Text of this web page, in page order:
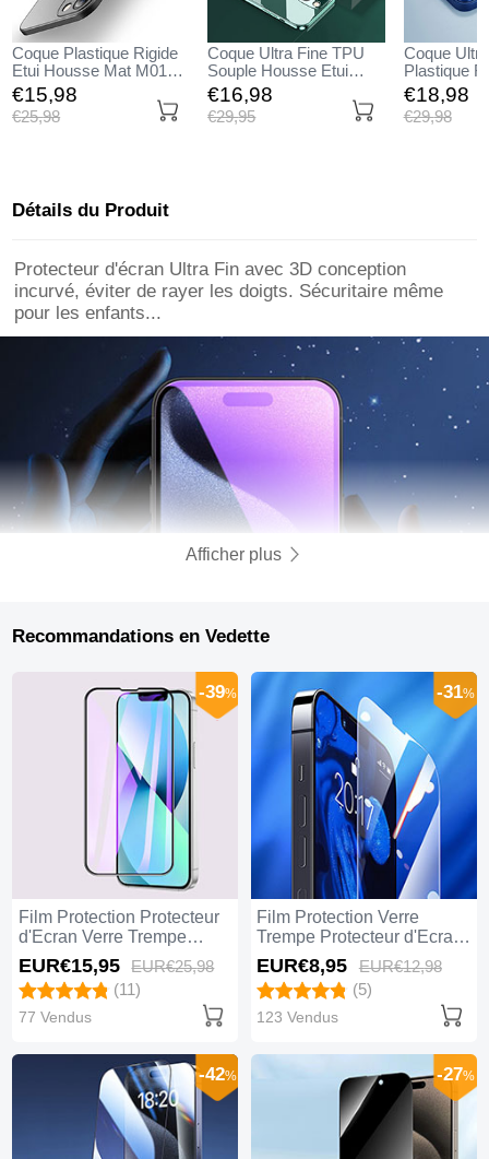
Coque Plastique Rigide
Etui Housse Mat M01
pour Apple iPhone 14
Plus Noir
€15,98
€25,98
Coque Ultra Fine TPU
Souple Housse Etui
Transparente H05 pour
Apple iPhone 14 Plus
Vert
€16,98
€29,95
Coque
Plastique
Housse
U02 pour
14 Plus
€18,98
€29,98
Détails du Produit
Protecteur d'écran Ultra Fin avec 3D conception
incurvé, éviter de rayer les doigts. Sécuritaire même
pour les enfants...
Afficher plus
Recommandations en Vedette
Film Protection Protecteur
d'Ecran Verre Trempe
Integrale Anti-Lumiere
Bleue F02 pour Apple
iPhone 14 Plus Noir
-39%
EUR€15,95 EUR€25,98
(11)
77 Vendus
Film Protection Verre
Trempe Protecteur d'Ecran
pour Apple iPhone 14 Plus
Clair
-31%
EUR€8,95 EUR€12,98
(5)
123 Vendus
-42% -27%